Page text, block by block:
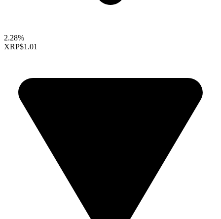
2.28%
XRP$1.01